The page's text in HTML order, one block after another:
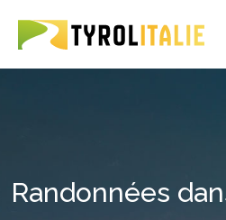
Randonnées